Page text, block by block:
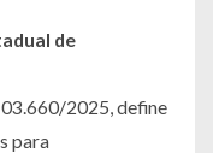
de
2025, define
para